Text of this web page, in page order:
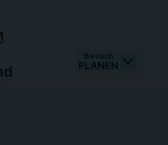
Besuch
PLANEN